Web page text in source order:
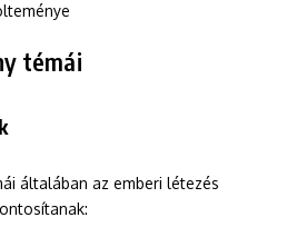
témái
általában az emberi létezés